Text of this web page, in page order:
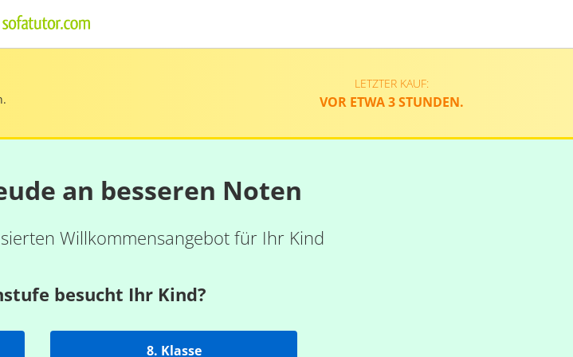
LETZTER KAUF:
VOR ETWA 3 STUNDEN.
an besseren Noten
Willkommensangebot für Ihr Kind
besucht Ihr Kind?
8. Klasse